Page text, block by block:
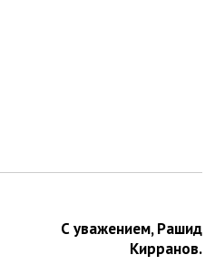
С уважением, Рашид
Кирранов.